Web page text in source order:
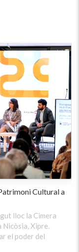
Cultural a
lloc la Cimera
Xipre.
el poder del